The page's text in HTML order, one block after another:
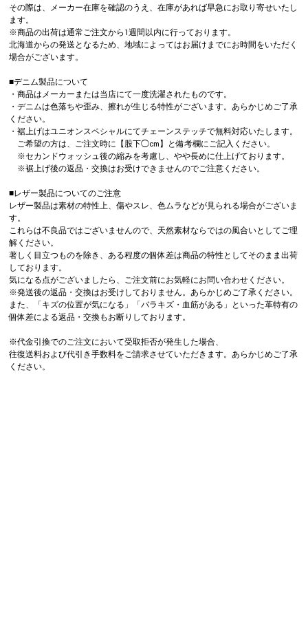
その際は、メーカー在庫を確認のうえ、在庫があれば早急にお取り寄せいたし
ます。
※商品の出荷は通常ご注文から1週間以内に行っております。
北海道からの発送となるため、地域によってはお届けまでにお時間をいただく
場合がございます。
■デニム製品について
・商品はメーカーまたは当店にて一度洗濯されたものです。
・デニムは色落ちや歪み、擦れが生じる特性がございます。あらかじめご了承
ください。
・裾上げはユニオンスペシャルにてチェーンステッチで無料対応いたします。
ご希望の方は、ご注文時に【股下◯cm】と備考欄にご記入ください。
※セカンドウォッシュ後の縮みを考慮し、やや長めに仕上げております。
※裾上げ後の返品・交換はお受けできませんのでご注意ください。
■レザー製品についてのご注意
レザー製品は素材の特性上、傷やスレ、色ムラなどが見られる場合がございま
す。
これらは不良品ではございませんので、天然素材ならではの風合いとしてご理
解ください。
著しく目立つものを除き、ある程度の個体差は商品の特性としてそのまま出荷
しております。
気になる点がございましたら、ご注文前にお気軽にお問い合わせください。
※発送後の返品・交換はお受けしておりません。あらかじめご了承ください。
また、「キズの位置が気になる」「バラキズ・血筋がある」といった革特有の
個体差による返品・交換もお断りしております。
※代金引換でのご注文において受取拒否が発生した場合、
往復送料および代引き手数料をご請求させていただきます。あらかじめご了承
ください。